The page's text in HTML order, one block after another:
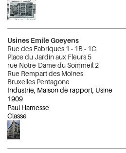
Usines Emile Goeyens
Rue des Fabriques 1 - 1B - 1C
Place du Jardin aux Fleurs 5
rue Notre-Dame du Sommeil 2
Rue Rempart des Moines
Bruxelles Pentagone
Industrie, Maison de rapport, Usine
1909
Paul Hamesse
Classé